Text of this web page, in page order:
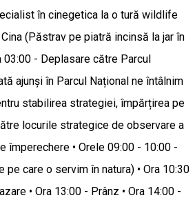
în cinegetica la o tură wildlife
(Păstrav pe piatră incinsă la jar în
03:00 - Deplasare către Parcul
ajunși în Parcul Național ne întâlnim
stabilirea strategiei, împărțirea pe
locurile strategice de observare a
împerechere • Orele 09:00 - 10:00 -
pe care o servim în natura) • Ora 10:30
• Ora 13:00 - Prânz • Ora 14:00 -